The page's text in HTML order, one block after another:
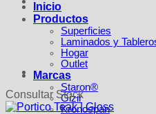
Inicio
Productos
Superficies
Laminados y
Hogar
Outlet
Marcas
Staron®
Gizir
Kronospan
Consultar Stock